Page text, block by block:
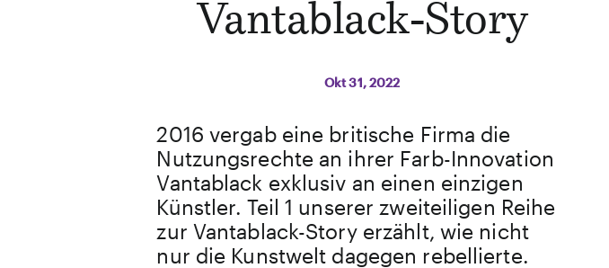
Vantablack-Story
Okt 31, 2022
2016 vergab eine britische Firma die
Nutzungsrechte an ihrer Farb-Innovation
Vantablack exklusiv an einen einzigen
Künstler. Teil 1 unserer zweiteiligen Reihe
zur Vantablack-Story erzählt, wie nicht
nur die Kunstwelt dagegen rebellierte.